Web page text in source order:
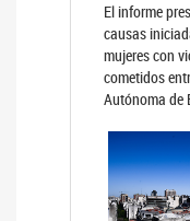
El informe
causas
mujeres con
cometidos
Autónoma de